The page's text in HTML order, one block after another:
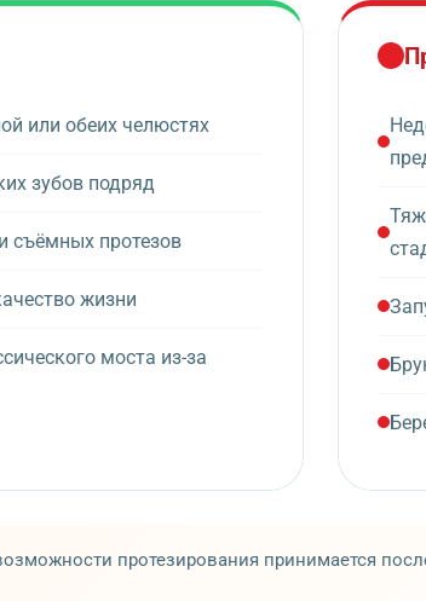
или обеих челюстях
зубов подряд
съёмных протезов
жизни
моста из-за
протезирования принимается